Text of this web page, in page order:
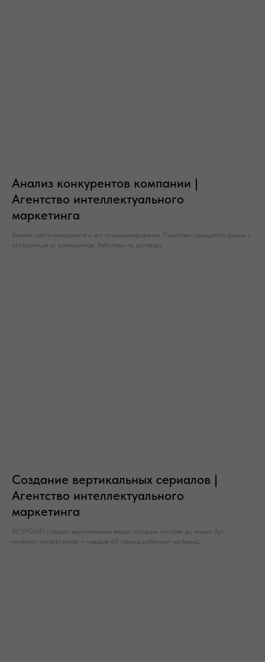
Анализ конкурентов компании |
Агентство интеллектуального
маркетинга
Анализ сайта конкурента и его позиционирования. Помогаем прощупать рынок и
отстроиться от конкурентов. Работаем по договору
Создание вертикальных сериалов |
Агентство интеллектуального
маркетинга
RE:SPOND создает вертикальные видео, которые смотрят до конца. Хук,
конфликт, клиффхэнгер — каждые 60 секунд работают на бренд.